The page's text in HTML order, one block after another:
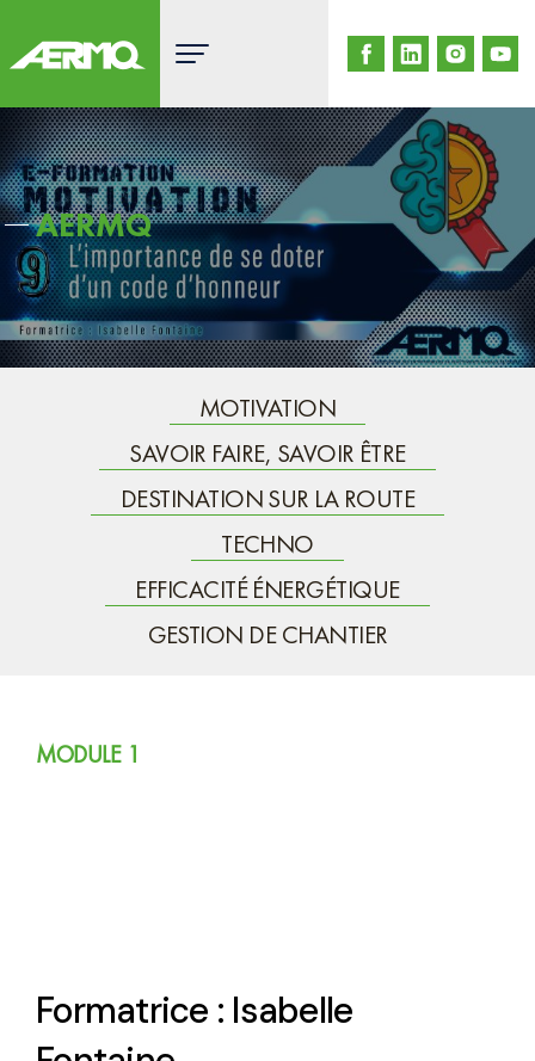
content
AERMQ
MOTIVATION
SAVOIR FAIRE, SAVOIR ÊTRE
DESTINATION SUR LA ROUTE
TECHNO
EFFICACITÉ ÉNERGÉTIQUE
GESTION DE CHANTIER
MODULE 1
Formatrice : Isabelle